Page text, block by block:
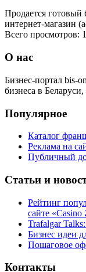
Продается
интернет-магазин
Всего просмотров:
О нас
Бизнес-портал bis-
бизнеса в
Популярное
Каталог
Реклама на
Публичный
Статьи и
Рейтинг
сайте «Casino
Trafalgar
Бизнес идеи
Пошаговое
Контакты